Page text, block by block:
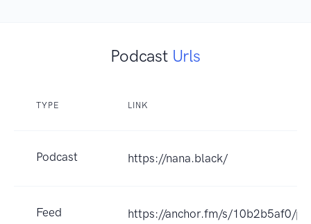
Podcast Urls
TYPE LINK
Podcast https://nana.black/
Feed https://anchor.fm/s/10b2b5af0/